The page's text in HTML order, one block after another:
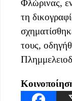
Φλώρινας,
τη
τους,